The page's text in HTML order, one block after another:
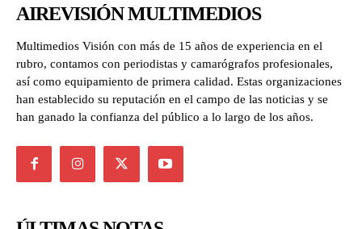
AIREVISIÓN MULTIMEDIOS
Multimedios Visión con más de 15 años de experiencia en el
rubro, contamos con periodistas y camarógrafos profesionales,
así como equipamiento de primera calidad. Estas organizaciones
han establecido su reputación en el campo de las noticias y se
han ganado la confianza del público a lo largo de los años.